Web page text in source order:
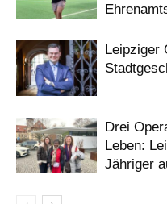
Leipziger
Drei
Leben:
Jähriger